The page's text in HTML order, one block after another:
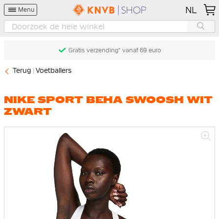
Menu NL
Gratis verzending* vanaf 69 euro
Terug Voetballers
NIKE SPORT BEHA SWOOSH WIT
ZWART